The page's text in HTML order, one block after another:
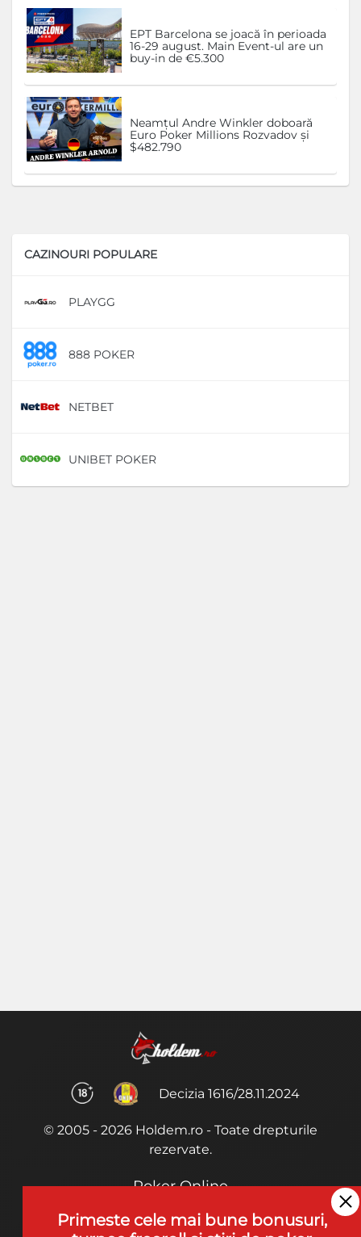
EPT Barcelona se joacă în perioada
16-29 august. Main Event-ul are un
buy-in de €5.300
Neamțul Andre Winkler doboară
Euro Poker Millions Rozvadov și
$482.790
CAZINOURI POPULARE
PLAYGG
888 POKER
NETBET
UNIBET POKER
Decizia 1616/28.11.2024
© 2005 - 2026 Holdem.ro - Toate drepturile
rezervate.
Poker Online
Termeni si Conditii
Primeste cele mai bune bonusuri,